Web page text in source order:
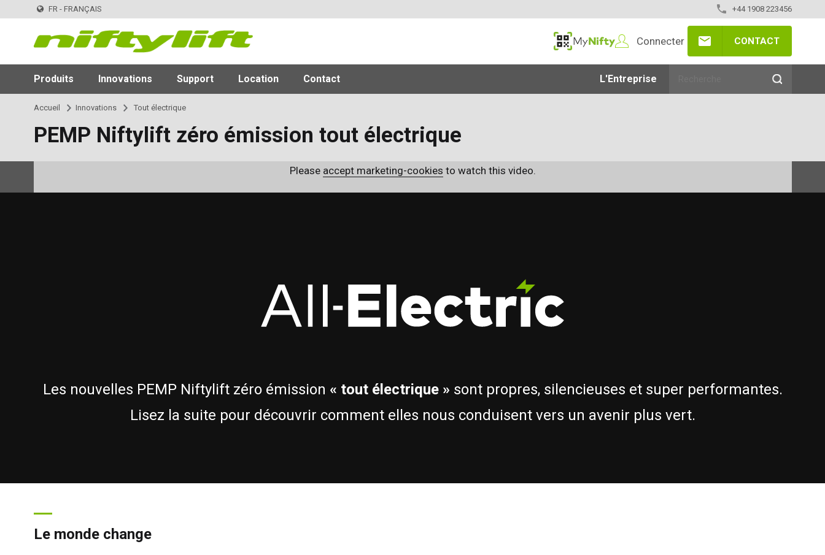
FR - FRANÇAIS +44 1908 223456
MyNifty
Connecter CONTACT
Produits Innovations Support Location Contact L'Entreprise
Accueil Innovations Tout électrique
PEMP Niftylift zéro émission tout électrique
Please accept marketing-cookies to watch this video.
Les nouvelles PEMP Niftylift zéro émission « tout électrique » sont propres, silencieuses et super performantes.
Lisez la suite pour découvrir comment elles nous conduisent vers un avenir plus vert.
Le monde change